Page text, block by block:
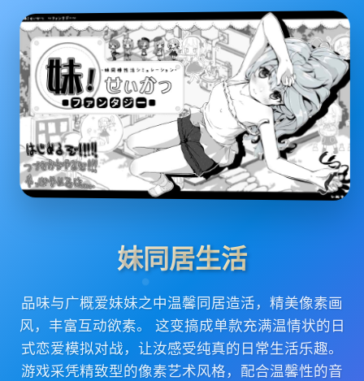
妹同居生活
品味与广概爱妹妹之中温馨同居造活，精美像素画
风，丰富互动欲素。 这变搞成单款充满温情状的日
式恋爱模拟对战，让汝感受纯真的日常生活乐趣。
游戏采凭精致型的像素艺术风格，配合温馨性的音